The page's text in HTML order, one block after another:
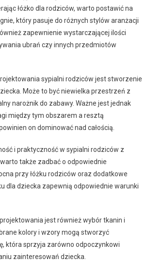
łóżko dla rodziców, warto postawić na
który pasuje do różnych stylów aranżacji
zapewnienie wystarczającej ilości
ubrań czy innych przedmiotów
sypialni rodziców jest stworzenie
Może to być niewielka przestrzeń z
narożnik do zabawy. Ważne jest jednak
między tym obszarem a resztą
on dominować nad całością.
i praktyczność w sypialni rodziców z
także zadbać o odpowiednie
przy łóżku rodziców oraz dodatkowe
dla dziecka zapewnią odpowiednie warunki
jest również wybór tkanin i
kolory i wzory mogą stworzyć
która sprzyja zarówno odpoczynkowi
zainteresowań dziecka.